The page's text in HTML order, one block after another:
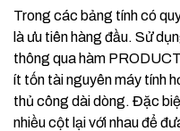
Trong các bảng tính có
là ưu tiên hàng đầu. Sử
thông qua hàm
ít tốn tài nguyên máy tính
thủ công dài dòng. Đặc
nhiều cột lại với nhau để